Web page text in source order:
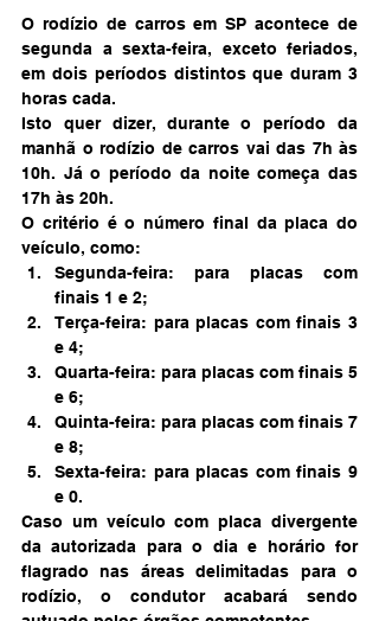
O rodízio de carros em SP acontece de
segunda a sexta-feira, exceto feriados,
em dois períodos distintos que duram 3
horas cada.
Isto quer dizer, durante o período da
manhã o rodízio de carros vai das 7h às
10h. Já o período da noite começa das
17h às 20h.
O critério é o número final da placa do
veículo, como:
Segunda-feira: para placas com
finais 1 e 2;
Terça-feira: para placas com finais 3
e 4;
Quarta-feira: para placas com finais 5
e 6;
Quinta-feira: para placas com finais 7
e 8;
Sexta-feira: para placas com finais 9
e 0.
Caso um veículo com placa divergente
da autorizada para o dia e horário for
flagrado nas áreas delimitadas para o
rodízio, o condutor acabará sendo